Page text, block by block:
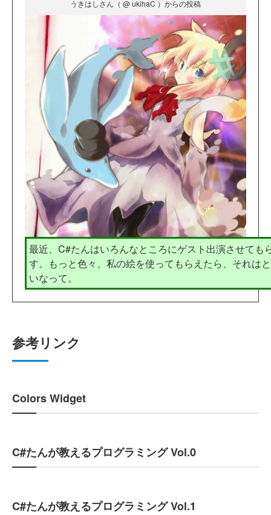
うきはしさん（ @ ukihaC ）からの投稿
最近、C#たんはいろんなところにゲスト出演させても
す。もっと色々、私の絵を使ってもらえたら、それは
いなって。
参考リンク
Colors Widget
C#たんが教えるプログラミング Vol.0
C#たんが教えるプログラミング Vol.1